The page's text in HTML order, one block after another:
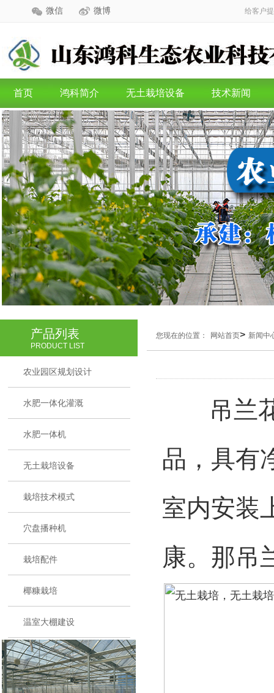
微信 微博 给客户
首页 鸿科简介 无土栽培设备 技术新闻
产品列表
PRODUCT LIST
农业园区规划设计
水肥一体化灌溉
水肥一体机
无土栽培设备
栽培技术模式
穴盘播种机
栽培配件
椰糠栽培
温室大棚建设
您现在的位置： 网站首页> 新闻中
吊兰花
品，具有
室内安装
康。那吊